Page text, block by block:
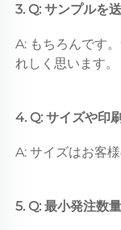
3. Q: サンプルを
A: もちろんです
れしく思います。
4. Q: サイズや印
A: サイズはお客
5. Q: 最小発注数